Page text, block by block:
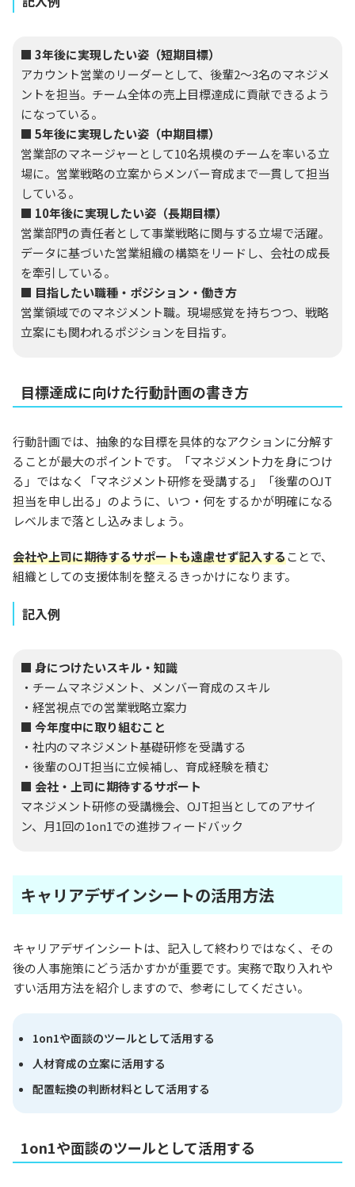
■ 3年後に実現したい姿（短期目標）
アカウント営業のリーダーとして、後輩2〜3名のマネジメ
ントを担当。チーム全体の売上目標達成に貢献できるよう
になっている。
■ 5年後に実現したい姿（中期目標）
営業部のマネージャーとして10名規模のチームを率いる立
場に。営業戦略の立案からメンバー育成まで一貫して担当
している。
■ 10年後に実現したい姿（長期目標）
営業部門の責任者として事業戦略に関与する立場で活躍。
データに基づいた営業組織の構築をリードし、会社の成長
を牽引している。
■ 目指したい職種・ポジション・働き方
営業領域でのマネジメント職。現場感覚を持ちつつ、戦略
立案にも関われるポジションを目指す。
目標達成に向けた行動計画の書き方
行動計画では、抽象的な目標を具体的なアクションに分解す
ることが最大のポイントです。「マネジメント力を身につけ
る」ではなく「マネジメント研修を受講する」「後輩のOJT
担当を申し出る」のように、いつ・何をするかが明確になる
レベルまで落とし込みましょう。
会社や上司に期待するサポートも遠慮せず記入することで、
組織としての支援体制を整えるきっかけになります。
記入例
■ 身につけたいスキル・知識
・チームマネジメント、メンバー育成のスキル
・経営視点での営業戦略立案力
■ 今年度中に取り組むこと
・社内のマネジメント基礎研修を受講する
・後輩のOJT担当に立候補し、育成経験を積む
■ 会社・上司に期待するサポート
マネジメント研修の受講機会、OJT担当としてのアサイ
ン、月1回の1on1での進捗フィードバック
キャリアデザインシートの活用方法
キャリアデザインシートは、記入して終わりではなく、その
後の人事施策にどう活かすかが重要です。実務で取り入れや
すい活用方法を紹介しますので、参考にしてください。
1on1や面談のツールとして活用する
人材育成の立案に活用する
配置転換の判断材料として活用する
1on1や面談のツールとして活用する